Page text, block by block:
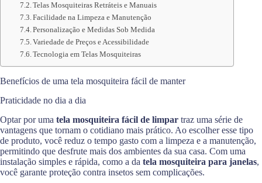
Telas Mosquiteiras Retráteis e Manuais
Facilidade na Limpeza e Manutenção
Personalização e Medidas Sob Medida
Variedade de Preços e Acessibilidade
Tecnologia em Telas Mosquiteiras
Benefícios de uma tela mosquiteira fácil de manter
Praticidade no dia a dia
Optar por uma tela mosquiteira fácil de limpar traz uma série de
vantagens que tornam o cotidiano mais prático. Ao escolher esse tipo
de produto, você reduz o tempo gasto com a limpeza e a manutenção,
permitindo que desfrute mais dos ambientes da sua casa. Com uma
instalação simples e rápida, como a da tela mosquiteira para janelas,
você garante proteção contra insetos sem complicações.